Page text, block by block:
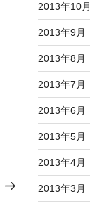
稿
2013年10月
2013年9月
2013年8月
2013年7月
2013年6月
2013年5月
2013年4月
2013年3月